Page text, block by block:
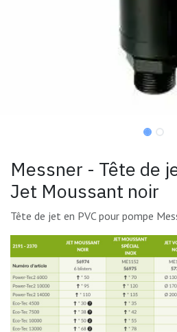
Messner - Tête de
Jet Moussant noir
Tête de jet en PVC pour pompe